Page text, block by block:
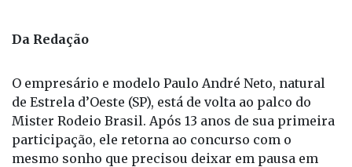
Da Redação
O empresário e modelo Paulo André Neto, natural
de Estrela d’Oeste (SP), está de volta ao palco do
Mister Rodeio Brasil. Após 13 anos de sua primeira
participação, ele retorna ao concurso com o
mesmo sonho que precisou deixar em pausa em